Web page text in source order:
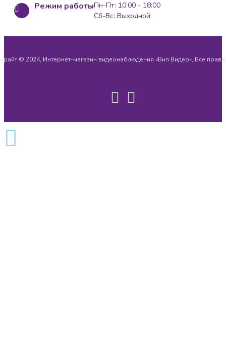
Режим работыПн-Пт: 10:00 - 18:00
Сб-Вс: Выходной
© 2024, Интернет-магазин видеонаблюдения «Вип Видео», Все